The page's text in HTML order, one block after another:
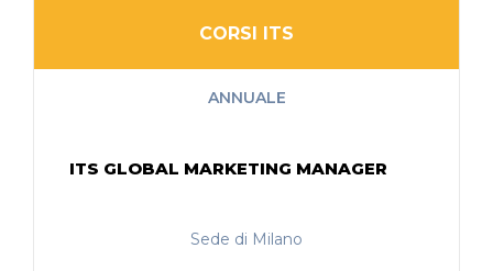
CORSI ITS
ANNUALE
ITS GLOBAL MARKETING MANAGER
Sede di Milano